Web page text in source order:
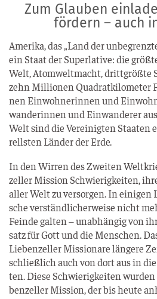
Zum Glauben
fördern – auch
Ame­ri­ka, das „Land der
ein Staat der Super­la­ti­ve: die
Welt, Atom­welt­macht, dritt­größ­te
zehn Mil­lio­nen Qua­drat­ki­lo­me­ter
nen Ein­woh­ne­rin­nen und
wan­de­rin­nen und Ein­wan­de­rer
Welt sind die Ver­ei­nig­ten
rells­ten Län­der der Erde.
In den Wir­ren des Zwei­ten
zel­ler Mis­si­on Schwie­rig­kei­ten,
aller Welt zu ver­sor­gen. In
sche ver­ständ­li­cher­wei­se nicht
Fein­de gal­ten – unab­hän­gig von
satz für Gott und die Men­schen.
Lie­ben­zel­ler Mis­sio­na­re län­ge­re
schließ­lich auch von dort aus in
ten. Die­se Schwie­rig­kei­ten
ben­zel­ler Mis­si­on, der bis heu­te